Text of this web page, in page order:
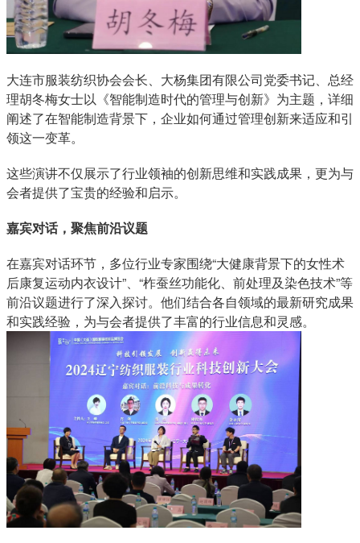
大连市服装纺织协会会长、大杨集团有限公司党委书记、总经
理胡冬梅女士以《智能制造时代的管理与创新》为主题，详细
阐述了在智能制造背景下，企业如何通过管理创新来适应和引
领这一变革。
这些演讲不仅展示了行业领袖的创新思维和实践成果，更为与
会者提供了宝贵的经验和启示。
嘉宾对话，聚焦前沿议题
在嘉宾对话环节，多位行业专家围绕“大健康背景下的女性术
后康复运动内衣设计”、“柞蚕丝功能化、前处理及染色技术”等
前沿议题进行了深入探讨。他们结合各自领域的最新研究成果
和实践经验，为与会者提供了丰富的行业信息和灵感。